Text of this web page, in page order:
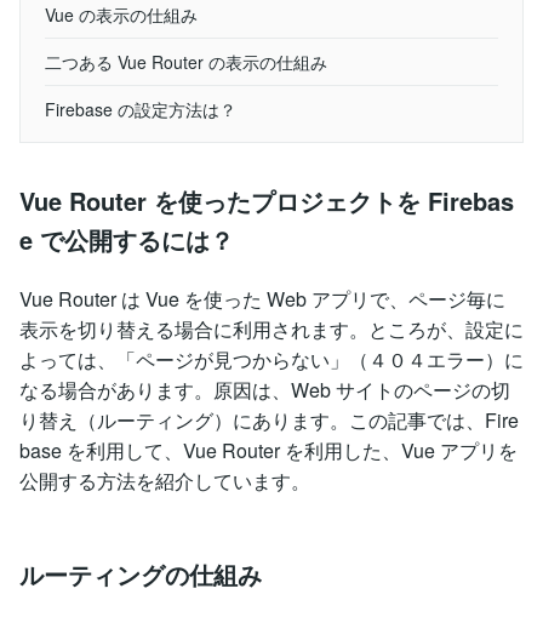
Vue の表示の仕組み
二つある Vue Router の表示の仕組み
Firebase の設定方法は？
Vue Router を使ったプロジェクトを Firebas
e で公開するには？
Vue Router は Vue を使った Web アプリで、ページ毎に
表示を切り替える場合に利用されます。ところが、設定に
よっては、「ページが見つからない」（４０４エラー）に
なる場合があります。原因は、Web サイトのページの切
り替え（ルーティング）にあります。この記事では、Fire
base を利用して、Vue Router を利用した、Vue アプリを
公開する方法を紹介しています。
ルーティングの仕組み